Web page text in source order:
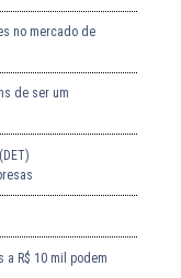
no mercado de
de ser um
a R$ 10 mil podem